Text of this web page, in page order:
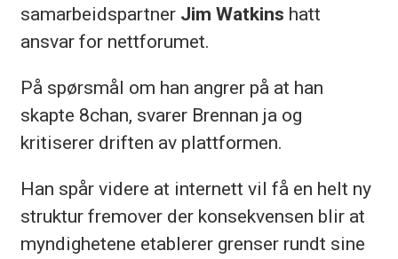
samarbeidspartner Jim Watkins hatt
ansvar for nettforumet.
På spørsmål om han angrer på at han
skapte 8chan, svarer Brennan ja og
kritiserer driften av plattformen.
Han spår videre at internett vil få en helt ny
struktur fremover der konsekvensen blir at
myndighetene etablerer grenser rundt sine